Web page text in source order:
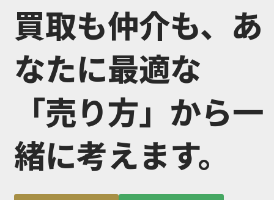
買取も仲介も、あ
なたに最適な
「売り方」から一
緒に考えます。